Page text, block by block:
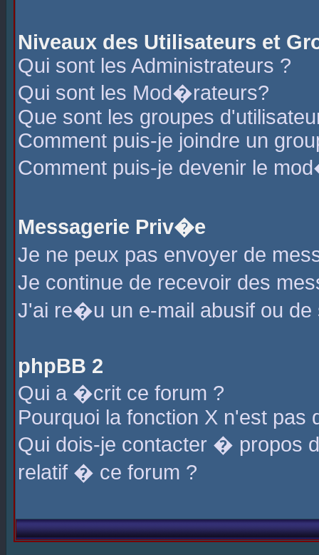
Niveaux des Utilisateurs et
Qui sont les Administrateurs ?
Qui sont les Mod�rateurs?
Que sont les groupes
Comment puis-je joindre un
Comment puis-je devenir le
Messagerie Priv�e
Je ne peux pas envoyer de
Je continue de recevoir des
J'ai re�u un e-mail abusif ou de
phpBB 2
Qui a �crit ce forum ?
Pourquoi la fonction X n'est pas
Qui dois-je contacter � propos
relatif � ce forum ?